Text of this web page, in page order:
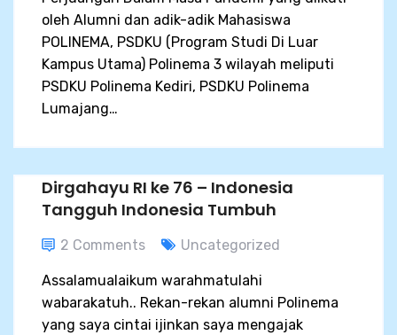
oleh Alumni dan adik-adik Mahasiswa
POLINEMA, PSDKU (Program Studi Di Luar
Kampus Utama) Polinema 3 wilayah meliputi
PSDKU Polinema Kediri, PSDKU Polinema
Lumajang…
Dirgahayu RI ke 76 – Indonesia
Tangguh Indonesia Tumbuh
2 Comments Uncategorized
Assalamualaikum warahmatulahi
wabarakatuh.. Rekan-rekan alumni Polinema
yang saya cintai ijinkan saya mengajak